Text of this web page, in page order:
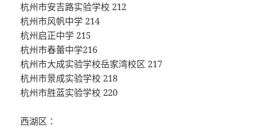
杭州市安吉路实验学校 212
杭州市风帆中学 214
杭州启正中学 215
杭州市春蕾中学216
杭州市大成实验学校岳家湾校区 217
杭州市景成实验学校 218
杭州市胜蓝实验学校 220
西湖区：